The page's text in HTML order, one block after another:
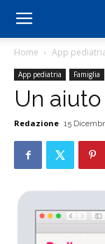
Home App
App pediatria Famiglia
Un aiuto
Redazione 15